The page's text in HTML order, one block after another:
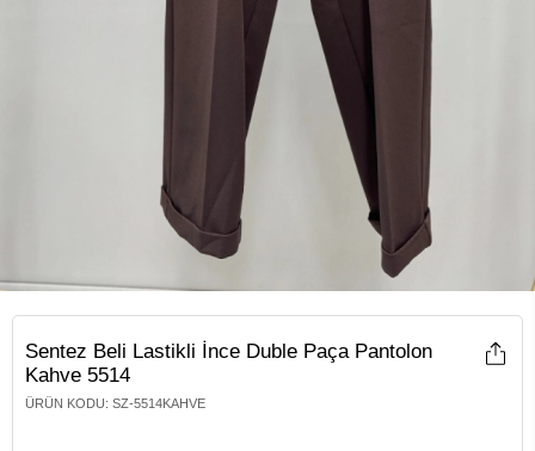
Sentez Beli Lastikli İnce Duble Paça Pantolon
Kahve 5514
ÜRÜN KODU: SZ-5514KAHVE